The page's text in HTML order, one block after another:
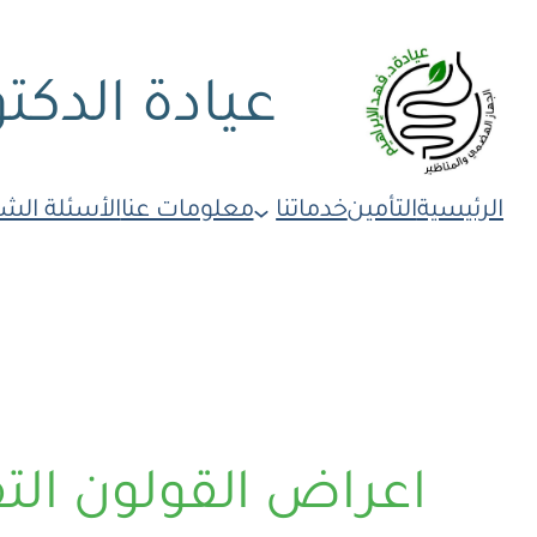
عيادة
الرئيسيةالتأمينخدماتنا معلومات عناالأسئلة
اعراض القولون